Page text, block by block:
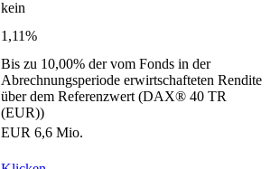
kein
1,11%
Bis zu 10,00% der vom Fonds in der
Abrechnungsperiode erwirtschafteten Rendite
über dem Referenzwert (DAX® 40 TR
(EUR))
EUR 6,6 Mio.